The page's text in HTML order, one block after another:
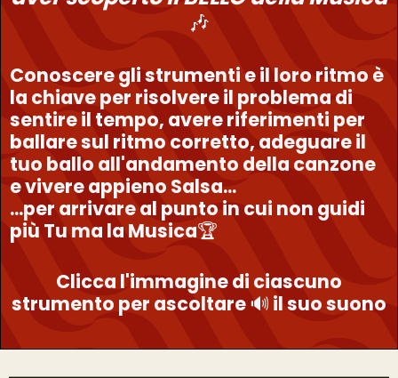
🎶
Conoscere gli strumenti e il loro ritmo è
la chiave per risolvere il problema di
sentire il tempo, avere riferimenti per
ballare sul ritmo corretto, adeguare il
tuo ballo all'andamento della canzone
e vivere appieno Salsa...
...per arrivare al punto in cui non guidi
più Tu ma la Musica🏆
Clicca l'immagine di ciascuno
strumento per ascoltare🔊 il suo suono